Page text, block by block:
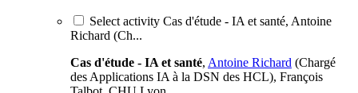
Select activity Cas d'étude - IA et santé, Antoine
Richard (Ch...
Cas d'étude - IA et santé, Antoine Richard (Chargé
des Applications IA à la DSN des HCL), François